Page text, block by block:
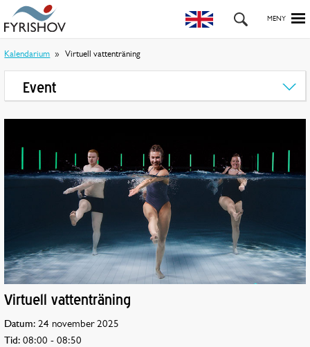
Kalendarium Virtuell vattenträning
Event
Virtuell vattenträning
Datum: 24 november 2025
Tid: 08:00 - 08:50